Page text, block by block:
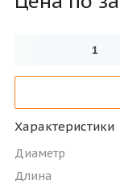
Характеристики
Диаметр
Длина